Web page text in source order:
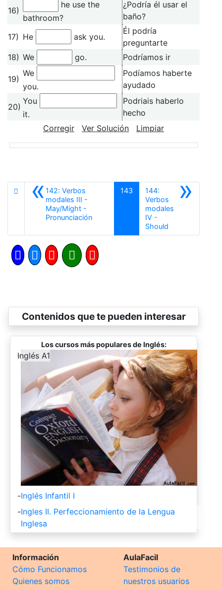
16)
he use the
bathroom?
¿Podría él usar el
baño?
17) He ask you.
Él podría
preguntarte
18) We go. Podríamos ir
19)
We
you.
Podíamos haberte
ayudado
20)
You
it.
Podriais haberlo
hecho
Corregir
Ver Solución Limpiar
«142: Verbos
modales III -
May/Might -
PronunciaciónAnterior
143 »
144:
Verbos
modales
IV -
ShouldSiguiente
Contenidos que te pueden interesar
Los cursos más populares de Inglés:
-
Inglés A1
-Inglés Infantil I
-Ingles II. Perfeccionamiento de la Lengua
Inglesa
Información
Cómo Funcionamos
Quienes somos
AulaFacil
Testimonios de
nuestros usuarios